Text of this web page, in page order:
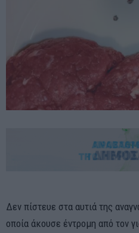
Δεν πίστευε στα αυτιά της
οποία άκουσε έντρομη από τον